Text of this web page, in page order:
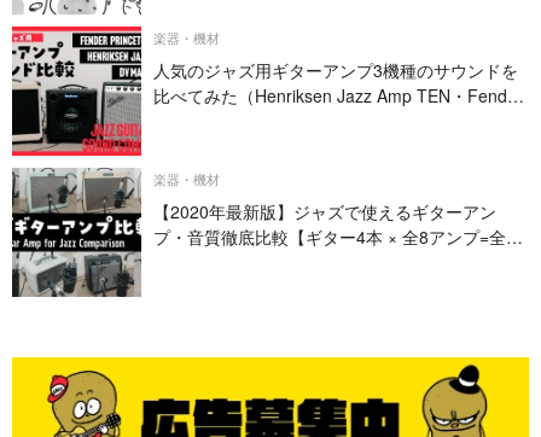
楽器・機材
人気のジャズ用ギターアンプ3機種のサウンドを
比べてみた（Henriksen Jazz Amp TEN・Fender
楽器・機材
【2020年最新版】ジャズで使えるギターアン
プ・音質徹底比較【ギター4本 × 全8アンプ=全32